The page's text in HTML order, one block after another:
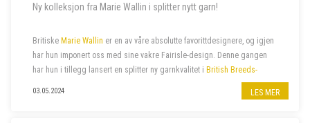
Ny kolleksjon fra Marie Wallin i splitter nytt garn!
Britiske Marie Wallin er en av våre absolutte favorittdesignere, og igjen
har hun imponert oss med sine vakre Fairisle-design. Denne gangen
har hun i tillegg lansert en splitter ny garnkvalitet i British Breeds-
, er
03.05.2024 LES MER